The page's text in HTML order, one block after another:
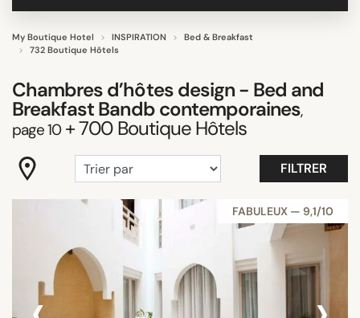
My Boutique Hotel INSPIRATION
Bed & Breakfast
732 Boutique Hôtels
Chambres d’hôtesdesign - Bed and
Breakfast Bandb contemporaines,
page 10 + 700Boutique Hôtels
FILTRER
Boutique Hôtels
Budget Hotels
Tout afficher
THÈME
Adultes
Best Athens 2025
Best Hotels Mallorca 2025
Best Hotels Sicily 2025
Best Hotels Tuscany
Tout afficher
FABULEUX — 9,1/10